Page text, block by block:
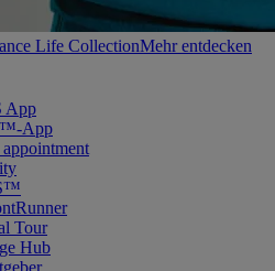
Life CollectionMehr entdecken
App
App
Tour
Hub